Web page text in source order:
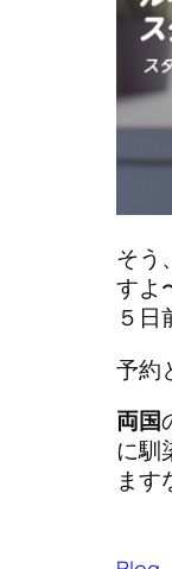
そう
すよ
５日
予約
両国
に馴
ます